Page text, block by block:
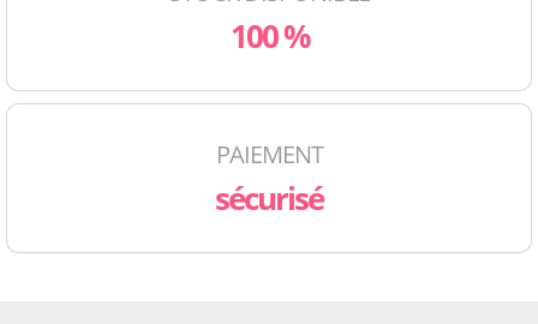
100 %
PAIEMENT
sécurisé